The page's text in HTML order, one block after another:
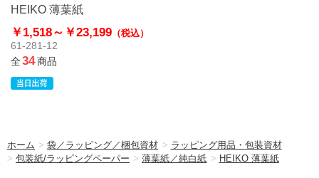
HEIKO 薄葉紙
￥1,518～ ￥23,199 （税込）
61-281-12
全34商品
ホーム >袋／ラッピング／梱包資材 > ラッピング用品・包装資材
> 包装紙/ラッピングペーパー >薄葉紙／純白紙 > HEIKO 薄葉紙